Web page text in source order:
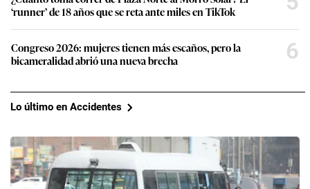
‘runner’ de 18 años que se reta ante miles en TikTok
Congreso 2026: mujeres tienen más escaños, pero la
bicameralidad abrió una nueva brecha
6
Lo último en Accidentes